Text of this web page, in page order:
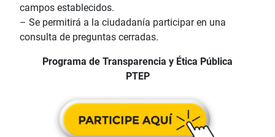
campos establecidos.
– Se permitirá a la ciudadanía participar en una
consulta de preguntas cerradas.
Programa de Transparencia y Ética Pública
PTEP